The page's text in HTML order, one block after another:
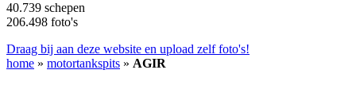
40.739 schepen
206.498 foto's
Draag bij aan deze website en upload zelf foto's!
home » motortankspits » AGIR